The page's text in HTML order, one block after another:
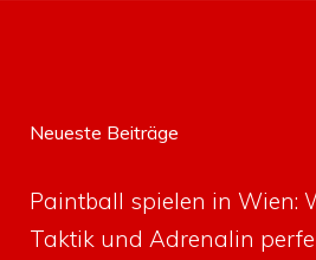
Neueste Beiträge
Paintball spielen in Wien:
Taktik und Adrenalin